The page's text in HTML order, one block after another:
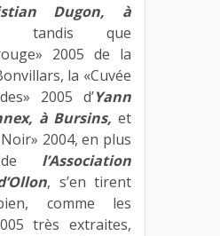
Dugon, à
tandis que
2005 de la
la «Cuvée
2005 d’Yann
à Bursins, et
2004, en plus
de l’Association
, s’en tirent
comme les
très extraites,